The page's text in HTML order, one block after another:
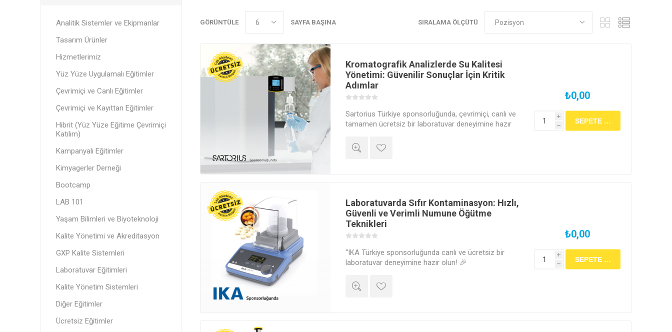
SIRALAMA ÖLÇÜTÜ
GÖRÜNTÜLE SAYFA BAŞINA
Kromatografik Analizlerde Su Kalitesi
Yönetimi: Güvenilir Sonuçlar İçin Kritik
Adımlar
Sartorius Türkiye sponsorluğunda, çevrimiçi, canlı ve
tamamen ücretsiz bir laboratuvar deneyimine hazır
onu en zayıf halkaya dönüşmeden yönetmeyi öğrenin.
Bu canlı yayında, su kalitesini doğru şekilde
₺0,00
i
h
Laboratuvarda Sıfır Kontaminasyon: Hızlı,
Güvenli ve Verimli Numune Öğütme
Teknikleri
“IKA Türkiye sponsorluğunda canlı ve ücretsiz bir
laboratuvar deneyimine hazır olun! 🎉
kolaylaştırmak ve çapraz kontaminasyon riskini
ortadan kaldırmak için en güncel öğütme tekniklerini
₺0,00
i
h
Analitik Sistemler ve Ekipmanlar
Tasarım Ürünler
Hizmetlerimiz
Yüz Yüze Uygulamalı Eğitimler
Çevrimiçi ve Canlı Eğitimler
Çevrimiçi ve Kayıttan Eğitimler
Hibrit (Yüz Yüze Eğitime Çevrimiçi
Katılım)
Kampanyalı Eğitimler
Kimyagerler Derneği
Bootcamp
LAB 101
Yaşam Bilimleri ve Biyoteknoloji
Kalite Yönetimi ve Akreditasyon
GXP Kalite Sistemleri
Laboratuvar Eğitimleri
Kalite Yönetim Sistemleri
Diğer Eğitimler
Ücretsiz Eğitimler